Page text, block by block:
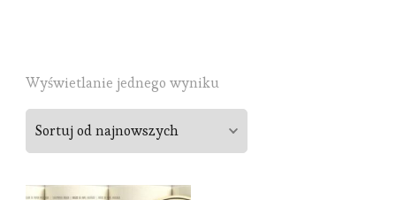
Wyświetlanie jednego wyniku